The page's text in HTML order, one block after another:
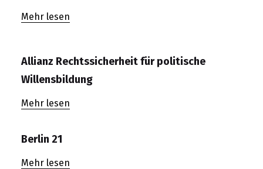
Mehr lesen
Allianz Rechtssicherheit für politische
Willensbildung
Mehr lesen
Berlin 21
Mehr lesen